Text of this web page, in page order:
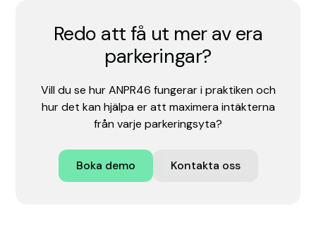
Redo att få ut mer av era
parkeringar?
Vill du se hur ANPR46 fungerar i praktiken och
hur det kan hjälpa er att maximera intäkterna
från varje parkeringsyta?
Boka demo Kontakta oss